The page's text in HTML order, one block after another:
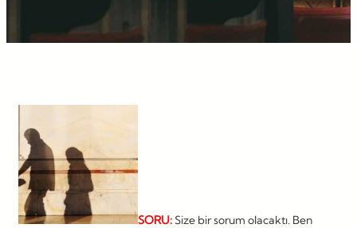
SORU:Size bir sorum olacaktı. Ben